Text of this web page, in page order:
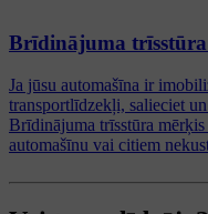
Brīdinājuma trīsstūra
Ja jūsu automašīna ir
transportlīdzekļi, salieciet
Brīdinājuma trīsstūra
automašīnu vai citiem